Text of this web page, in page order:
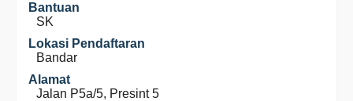
Bantuan
SK
Lokasi Pendaftaran
Bandar
Alamat
Jalan P5a/5, Presint 5